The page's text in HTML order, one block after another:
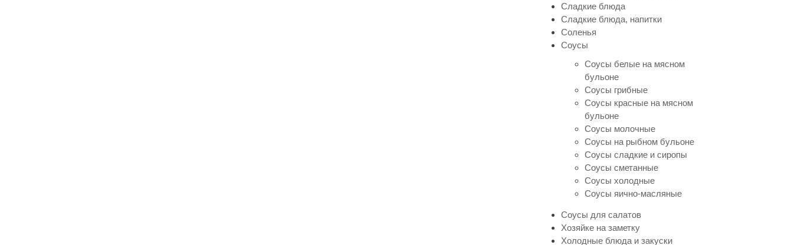
Сладкие блюда
Сладкие блюда, напитки
Соленья
Соусы
Соусы белые на мясном
бульоне
Соусы грибные
Соусы красные на мясном
бульоне
Соусы молочные
Соусы на рыбном бульоне
Соусы сладкие и сиропы
Соусы сметанные
Соусы холодные
Соусы яично-масляные
Соусы для салатов
Хозяйке на заметку
Холодные блюда и закуски